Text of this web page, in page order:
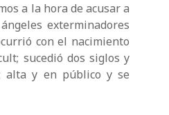
a la hora de acusar a
exterminadores
con el nacimiento
sucedió dos siglos y
alta y en público y se